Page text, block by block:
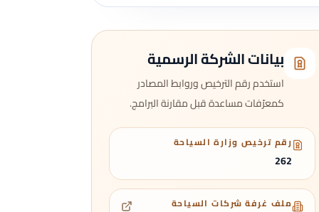
بيانات الشركة الرسمية
استخدم رقم الترخيص وروابط المصادر
كمعرّفات مساعدة قبل مقارنة البرامج.
رقم ترخيص وزارة السياحة
262
ملف غرفة شركات السياحة